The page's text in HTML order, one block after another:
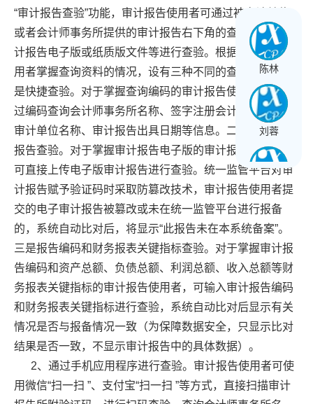
“审计报告查验”功能，审计报告使用者可通过被审计单位
或者会计师事务所提供的审计报告右下角的查询编码、审
计报告电子版或纸质版文件等进行查验。根据审计报告使
用者掌握查询资料的情况，设有三种不同的查验方式：一
是快捷查验。对于掌握查询编码的审计报告使用者，可通
过编码查询会计师事务所名称、签字注册会计师姓名、被
审计单位名称、审计报告出具日期等信息。二是上传审计
报告查验。对于掌握审计报告电子版的审计报告使用者，
可直接上传电子版审计报告进行查验。统一监管平台对审
计报告赋予验证码时采取防篡改技术，审计报告使用者提
交的电子审计报告被篡改或未在统一监管平台进行报备
的，系统自动比对后，将显示“此报告未在本系统备案”。
三是报告编码和财务报表关键指标查验。对于掌握审计报
告编码和资产总额、负债总额、利润总额、收入总额等财
务报表关键指标的审计报告使用者，可输入审计报告编码
和财务报表关键指标进行查验，系统自动比对后显示有关
情况是否与报备情况一致（为保障数据安全，只显示比对
结果是否一致，不显示审计报告中的具体数据）。
2、通过手机应用程序进行查验。审计报告使用者可使
用微信“扫一扫 ”、支付宝“扫一扫 ”等方式，直接扫描审计
陈林
刘蓉
王长球
黄文星